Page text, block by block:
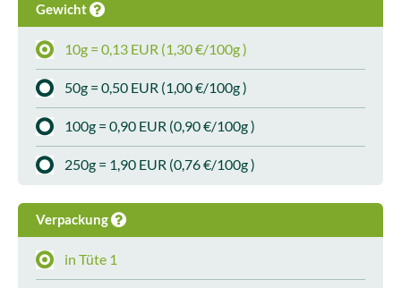
Gewicht
10g = 0,13 EUR (1,30 €/100g )
50g = 0,50 EUR (1,00 €/100g )
100g = 0,90 EUR (0,90 €/100g )
250g = 1,90 EUR (0,76 €/100g )
Verpackung
in Tüte 1